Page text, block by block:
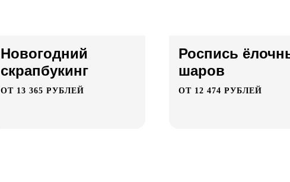
ОТ 13 365 РУБЛЕЙ
Новогодний
скрапбукинг
ОТ 12 474 РУБЛЕЙ
Роспись
шаров